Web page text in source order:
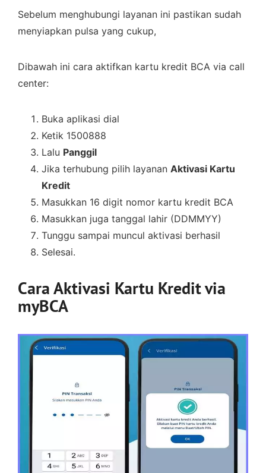
Sebelum menghubungi layanan ini pastikan sudah
menyiapkan pulsa yang cukup,
Dibawah ini cara aktifkan kartu kredit BCA via call
center:
Buka aplikasi dial
Ketik 1500888
Lalu Panggil
Jika terhubung pilih layanan Aktivasi Kartu
Kredit
Masukkan 16 digit nomor kartu kredit BCA
Masukkan juga tanggal lahir (DDMMYY)
Tunggu sampai muncul aktivasi berhasil
Selesai.
Cara Aktivasi Kartu Kredit via
myBCA